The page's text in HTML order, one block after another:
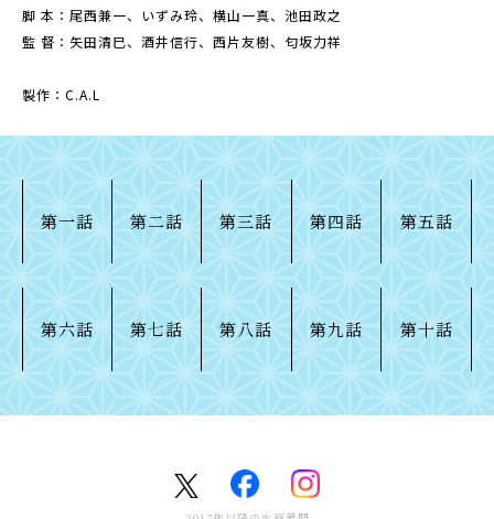
脚 本：尾西兼一、いずみ玲、横山一真、池田政之
監 督：矢田清巳、酒井信行、西片友樹、匂坂力祥
製作：C.A.L
第一話 第二話 第三話 第四話 第五話
第六話 第七話 第八話 第九話 第十話